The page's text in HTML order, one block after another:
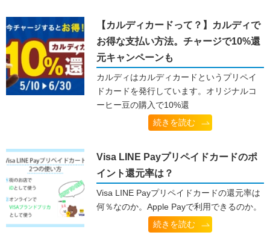
【カルディカードって？】カルディで
お得な支払い方法。チャージで10%還
元キャンペーンも
カルディはカルディカードというプリペイ
ドカードを発行しています。オリジナルコ
ーヒー豆の購入で10%還
続きを読む
Visa LINE Payプリペイドカードのポ
イント還元率は？
Visa LINE Payプリペイドカードの還元率は
何％なのか。Apple Payで利用できるのか。
続きを読む